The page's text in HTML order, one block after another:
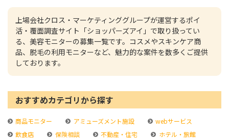
上場会社クロス・マーケティンググループが運営するポイ
活・覆面調査サイト「ショッパーズアイ」で取り扱ってい
る、美容モニターの募集一覧です。コスメやスキンケア商
品、脱毛の利用モニターなど、魅力的な案件を数多くご提供
しております。
おすすめカテゴリから探す
商品モニター アミューズメント施設
webサービス
飲食店
保険相談 不動産・住宅
ホテル・旅館